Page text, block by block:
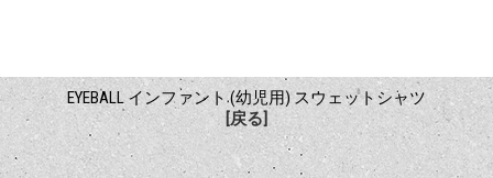
EYEBALL インファント (幼児用) スウェットシャツ
[戻る]